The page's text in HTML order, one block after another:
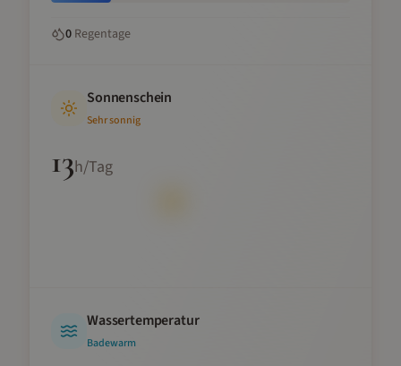
0 Regentage
Sonnenschein
Sehr sonnig
13h/Tag
Wassertemperatur
Badewarm